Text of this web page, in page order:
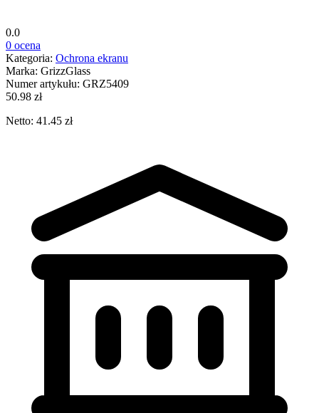
0.0
0 ocena
Kategoria: Ochrona ekranu
Marka: GrizzGlass
Numer artykułu: GRZ5409
50.98 zł
Netto: 41.45 zł